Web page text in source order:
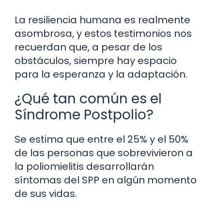
La resiliencia humana es realmente
asombrosa, y estos testimonios nos
recuerdan que, a pesar de los
obstáculos, siempre hay espacio
para la esperanza y la adaptación.
¿Qué tan común es el
Síndrome Postpolio?
Se estima que entre el 25% y el 50%
de las personas que sobrevivieron a
la poliomielitis desarrollarán
síntomas del SPP en algún momento
de sus vidas.